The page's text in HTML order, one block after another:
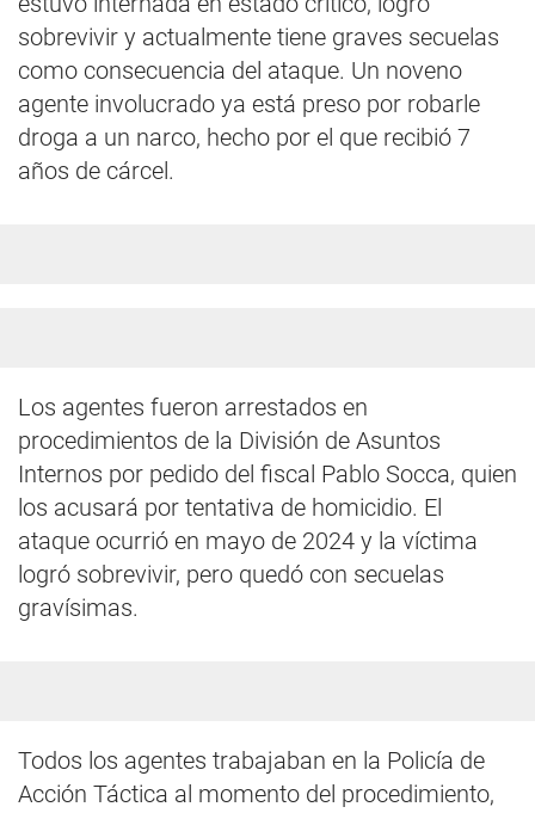
sobrevivir y actualmente tiene graves secuelas
como consecuencia del ataque. Un noveno
agente involucrado ya está preso por robarle
droga a un narco, hecho por el que recibió 7
años de cárcel.
Los agentes fueron arrestados en
procedimientos de la División de Asuntos
Internos por pedido del fiscal Pablo Socca, quien
los acusará por tentativa de homicidio. El
ataque ocurrió en mayo de 2024 y la víctima
logró sobrevivir, pero quedó con secuelas
gravísimas.
Todos los agentes trabajaban en la Policía de
Acción Táctica al momento del procedimiento,